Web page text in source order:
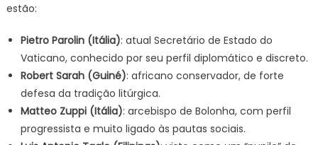
estão:
Pietro Parolin (Itália): atual Secretário de Estado do
Vaticano, conhecido por seu perfil diplomático e discreto.
Robert Sarah (Guiné): africano conservador, de forte
defesa da tradição litúrgica.
Matteo Zuppi (Itália): arcebispo de Bolonha, com perfil
progressista e muito ligado às pautas sociais.